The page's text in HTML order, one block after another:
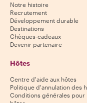
Notre histoire
Recrutement
Développement durable
Destinations
Chèques-cadeaux
Devenir partenaire
Hôtes
Centre d'aide aux hôtes
Politique d'annulation des
Conditions générales pour